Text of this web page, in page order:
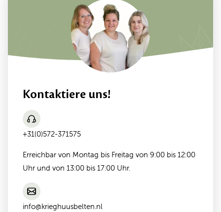
Kontaktiere uns!
+31(0)572-371575
Erreichbar von Montag bis Freitag von 9:00 bis 12:00
Uhr und von 13:00 bis 17:00 Uhr.
info@krieghuusbelten.nl